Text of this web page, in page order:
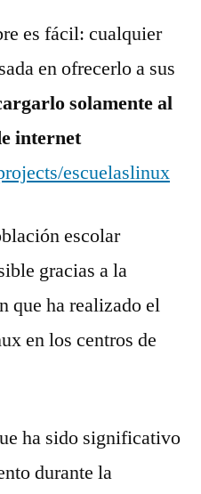
es fácil: cualquier
en ofrecerlo a sus
solamente al
internet
escuelaslinux
escolar
gracias a la
que ha realizado el
en los centros de
ha sido significativo
durante la